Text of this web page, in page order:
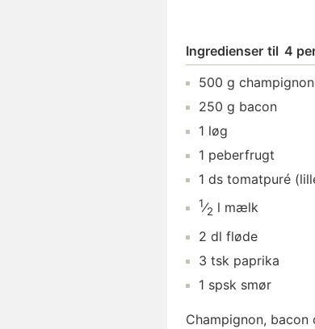
Ingredienser til 4
500 g
250 g bacon
1 løg
1 peberfrugt
1 ds tomatpuré
1⁄2 l mælk
2 dl fløde
3 tsk paprika
1 spsk smør
Champignon,